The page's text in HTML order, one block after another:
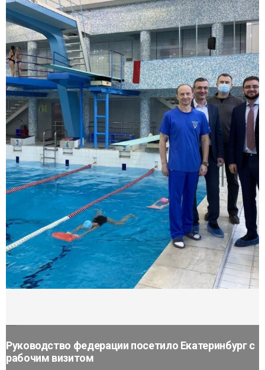
Руководство федерации посетило Екатеринбург с
рабочим визитом